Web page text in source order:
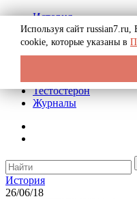
История
Биография
Криминал
Реклама на сайте
Тестостерон
Журналы
История
26/06/18
Используя сайт russian7.ru,
cookie, которые указаны в